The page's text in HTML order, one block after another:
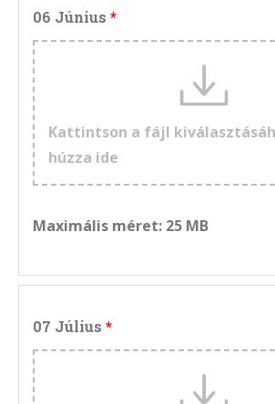
06 Június
Kattintson a fájl
húzza ide
Maximális méret: 25 MB
07 Július